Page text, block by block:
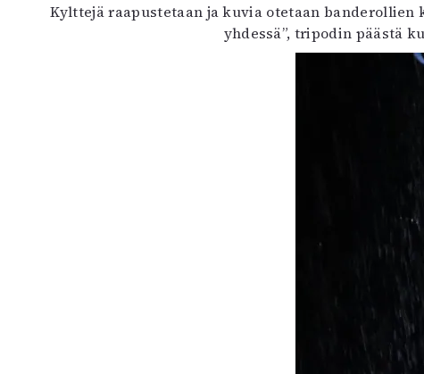
Kylttejä raapustetaan ja kuvia otetaan banderollien
yhdessä”, tripodin päästä